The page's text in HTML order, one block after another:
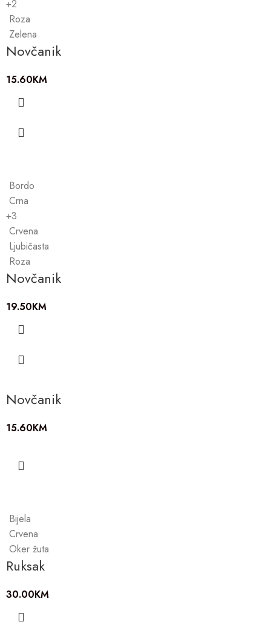
+2
Roza
Zelena
Novčanik
15.60KM
Bordo
Crna
+3
Crvena
Ljubičasta
Roza
Novčanik
19.50KM
Novčanik
15.60KM
Bijela
Crvena
Oker žuta
Ruksak
30.00KM